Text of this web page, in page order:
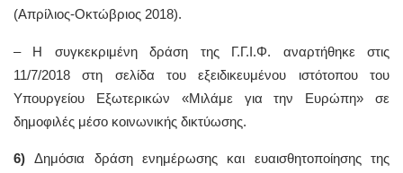
(Απρίλιος-Οκτώβριος 2018).
– Η συγκεκριμένη δράση της Γ.Γ.Ι.Φ. αναρτήθηκε στις
11/7/2018 στη σελίδα του εξειδικευμένου ιστότοπου του
Υπουργείου Εξωτερικών «Μιλάμε για την Ευρώπη» σε
δημοφιλές μέσο κοινωνικής δικτύωσης.
6) Δημόσια δράση ενημέρωσης και ευαισθητοποίησης της